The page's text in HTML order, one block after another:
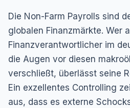
Die Non-Farm Payrolls sind
globalen Finanzmärkte. Wer
Finanzverantwortlicher im
die Augen vor diesen
verschließt, überlässt seine
Ein exzellentes Controlling
aus, dass es externe